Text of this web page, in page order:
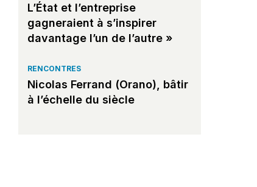
L’État et l’entreprise
gagneraient à s’inspirer
davantage l’un de l’autre »
RENCONTRES
Nicolas Ferrand (Orano), bâtir
à l’échelle du siècle